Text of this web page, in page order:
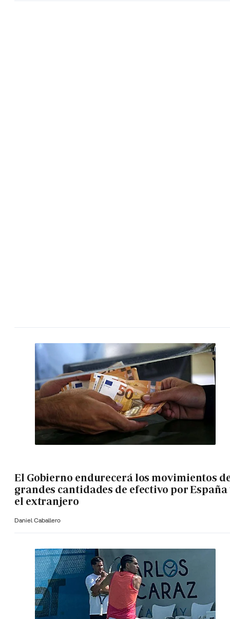
El Gobierno endurecerá los movimientos
grandes cantidades de efectivo por España
el extranjero
Daniel Caballero